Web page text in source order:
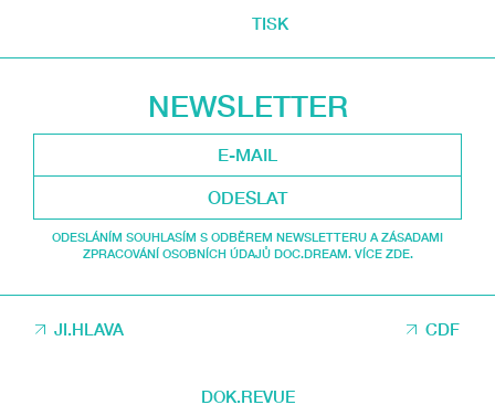
TISK
NEWSLETTER
ODESLAT
ODESLÁNÍM SOUHLASÍM S ODBĚREM NEWSLETTERU A ZÁSADAMI
ZPRACOVÁNÍ OSOBNÍCH ÚDAJŮ DOC.DREAM. VÍCE ZDE.
JI.HLAVA CDF
DOK.REVUE